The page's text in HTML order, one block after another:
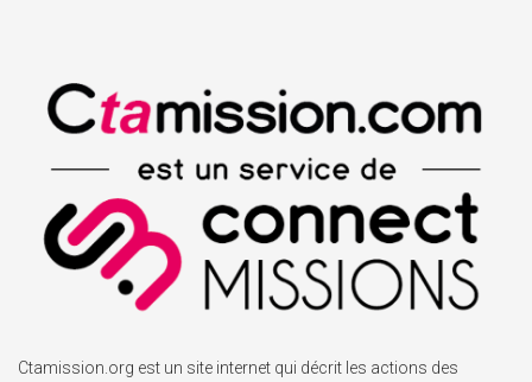
Ctamission.org est un site internet qui décrit les actions des